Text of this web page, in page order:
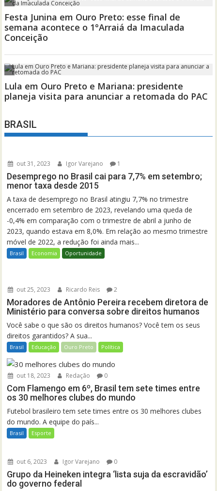
BRASIL
out 31, 2023 Igor Varejano 1
Desemprego no Brasil cai para 7,7% em setembro;
menor taxa desde 2015
A taxa de desemprego no Brasil atingiu 7,7% no trimestre
encerrado em setembro de 2023, revelando uma queda de
-0,4% em comparação com o trimestre de abril a junho de
2023, quando estava em 8,0%. Em relação ao mesmo trimestre
móvel de 2022, a redução foi ainda mais...
Brasil Economia Oportunidade
out 25, 2023 Ricardo Reis 2
Moradores de Antônio Pereira recebem diretora de
Ministério para conversa sobre direitos humanos
Você sabe o que são os direitos humanos? Você tem os seus
direitos garantidos? A sua...
Brasil Educação Ouro Preto Política
out 18, 2023 Redação 0
Com Flamengo em 6º, Brasil tem sete times entre
os 30 melhores clubes do mundo
Futebol brasileiro tem sete times entre os 30 melhores clubes
do mundo. A equipe do país...
Brasil Esporte
out 6, 2023 Igor Varejano 0
Grupo da Heineken integra ‘lista suja da escravidão’
do governo federal